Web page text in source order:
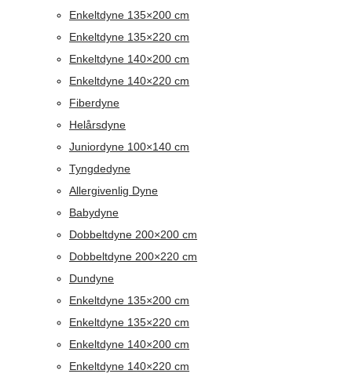
Enkeltdyne 135×200 cm
Enkeltdyne 135×220 cm
Enkeltdyne 140×200 cm
Enkeltdyne 140×220 cm
Fiberdyne
Helårsdyne
Juniordyne 100×140 cm
Tyngdedyne
Allergivenlig Dyne
Babydyne
Dobbeltdyne 200×200 cm
Dobbeltdyne 200×220 cm
Dundyne
Enkeltdyne 135×200 cm
Enkeltdyne 135×220 cm
Enkeltdyne 140×200 cm
Enkeltdyne 140×220 cm